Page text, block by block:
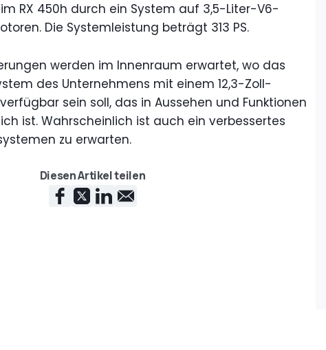
RX 450h durch ein System auf 3,5-Liter-V6-
Die Systemleistung beträgt 313 PS.
werden im Innenraum erwartet, wo das
des Unternehmens mit einem 12,3-Zoll-
sein soll, das in Aussehen und Funktionen
ist. Wahrscheinlich ist auch ein verbessertes
zu erwarten.
Diesen Artikel teilen